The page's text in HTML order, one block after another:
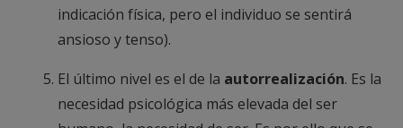
indicación física, pero el individuo se sentirá
ansioso y tenso).
El último nivel es el de la autorrealización. Es la
necesidad psicológica más elevada del ser